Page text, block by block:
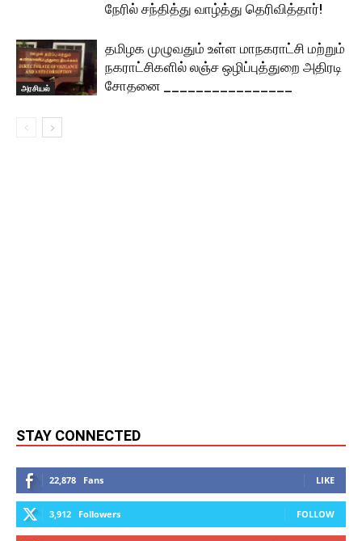
நேரில் சந்தித்து வாழ்த்து தெரிவித்தார்!
அரசியல்
தமிழக முழுவதும் உள்ள மாநகராட்சி மற்றும்
நகராட்சிகளில் லஞ்ச ஒழிப்புத்துறை அதிரடி
சோதனை ________________
STAY CONNECTED
22,878 Fans LIKE
3,912 Followers FOLLOW